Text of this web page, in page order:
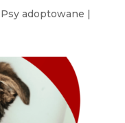
Psy adoptowane |